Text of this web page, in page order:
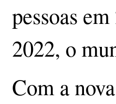
pessoas
2022, o
Com a